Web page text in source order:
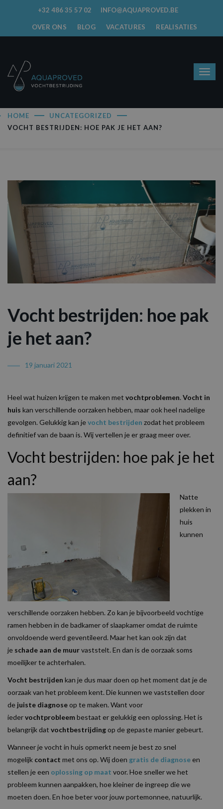
+32 486 35 57 02 INFO@AQUAPROVED.BE
OVER ONS BLOG VACATURES REALISATIES
HOME
UNCATEGORIZED
VOCHT BESTRIJDEN: HOE PAK JE HET AAN?
Vocht bestrijden: hoe pak
je het aan?
19 januari 2021
Heel wat huizen krijgen te maken met vochtproblemen. Vocht in
huis kan verschillende oorzaken hebben, maar ook heel nadelige
gevolgen. Gelukkig kan jevocht bestrijden zodat het probleem
definitief van de baan is. Wij vertellen je er graag meer over.
Vocht bestrijden: hoe pak je het
aan?
Natte
plekken in
huis
kunnen
verschillende oorzaken hebben. Zo kan je bijvoorbeeld vochtige
ramen hebben in de badkamer of slaapkamer omdat de ruimte
onvoldoende werd geventileerd. Maar het kan ook zijn dat
je schade aan de muurvaststelt. En dan is de oorzaak soms
moeilijker te achterhalen.
Vocht bestrijden kan je dus maar doen op het moment dat je de
oorzaak van het probleem kent. Die kunnen we vaststellen door
de juiste diagnoseop te maken. Want voor
iedervochtprobleembestaat er gelukkig een oplossing. Het is
belangrijk dat vochtbestrijdingop de gepaste manier gebeurt.
Wanneer je vocht in huis opmerkt neem je best zo snel
mogelijk contact met ons op. Wij doen gratis de diagnoseen
stellen je een oplossing op maat voor. Hoe sneller we het
probleem kunnen aanpakken, hoe kleiner de ingreep die we
moeten doen. En hoe beter voor jouw portemonnee, natuurlijk.